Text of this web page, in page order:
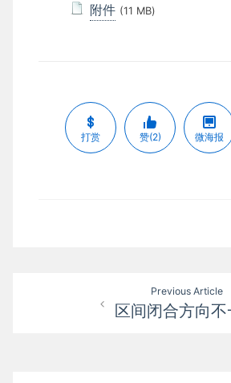
附件 (11 MB)
打赏 赞(2) 微海报
Previous Article
区间闭合方向